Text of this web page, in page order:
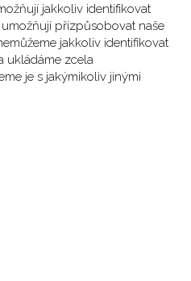
jakkoliv identifikovat
přizpůsobovat naše
jakkoliv identifikovat
ukládáme zcela
je s jakýmikoliv jinými